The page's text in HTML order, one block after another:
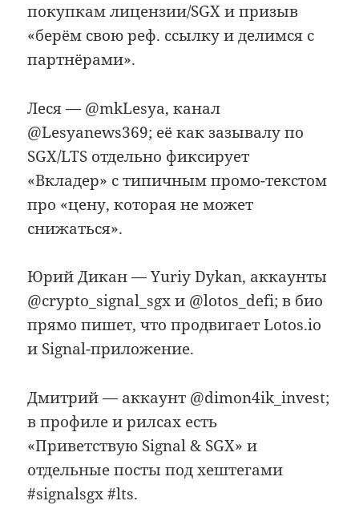
покупкам лицензии/SGX и призыв
«берём свою реф. ссылку и делимся с
партнёрами».
Леся — @mkLesya, канал
@Lesyanews369; её как зазывалу по
SGX/LTS отдельно фиксирует
«Вкладер» с типичным промо-текстом
про «цену, которая не может
снижаться».
Юрий Дикан — Yuriy Dykan, аккаунты
@crypto_signal_sgx и @lotos_defi; в био
прямо пишет, что продвигает Lotos.io
и Signal-приложение.
Дмитрий — аккаунт @dimon4ik_invest;
в профиле и рилсах есть
«Приветствую Signal & SGX» и
отдельные посты под хештегами
#signalsgx #lts.